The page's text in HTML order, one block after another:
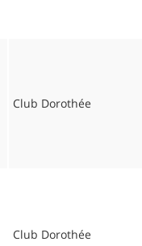
Club Dorothée
Club Dorothée